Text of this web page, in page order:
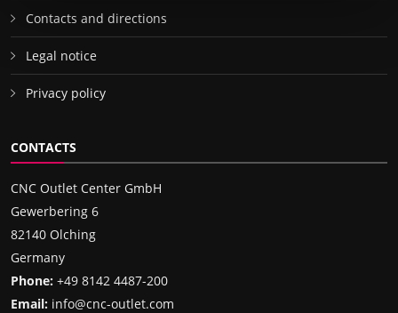
Contacts and directions
Legal notice
Privacy policy
CONTACTS
CNC Outlet Center GmbH
Gewerbering 6
82140 Olching
Germany
Phone: +49 8142 4487-200
Email: info@cnc-outlet.com